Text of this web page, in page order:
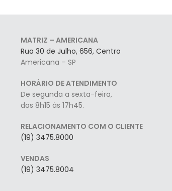
MATRIZ – AMERICANA
Rua 30 de Julho, 656, Centro
Americana – SP
HORÁRIO DE ATENDIMENTO
De segunda a sexta-feira,
das 8h15 às 17h45.
RELACIONAMENTO COM O CLIENTE
(19) 3475.8000
VENDAS
(19) 3475.8004